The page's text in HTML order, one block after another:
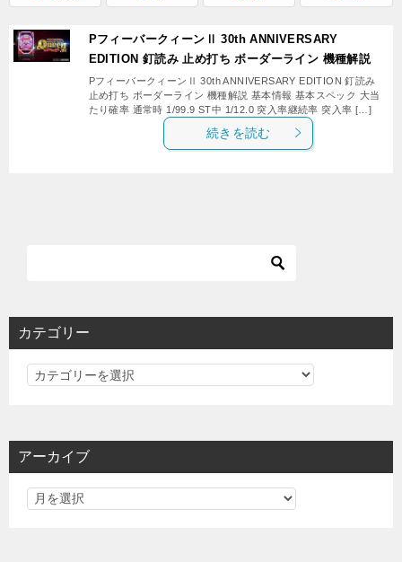
PフィーバークィーンⅡ 30th ANNIVERSARY
EDITION 釘読み 止め打ち ボーダーライン 機種解説
PフィーバークィーンⅡ 30th ANNIVERSARY EDITION 釘読み
止め打ち ボーダーライン 機種解説 基本情報 基本スペック 大当
たり確率 通常時 1/99.9 ST中 1/12.0 突入率継続率 突入率 […]
続きを読む
カテゴリー
カ
リ
アーカイブ